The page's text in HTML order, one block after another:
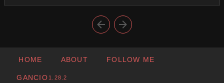
HOME ABOUT FOLLOW ME
GANCIO 1.28.2